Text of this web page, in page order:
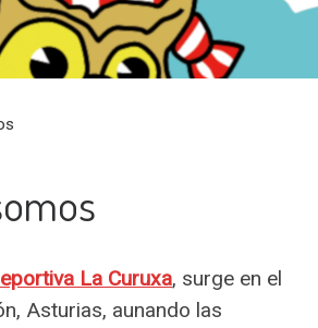
La Curuxa, surge en el
Asturias, aunando las